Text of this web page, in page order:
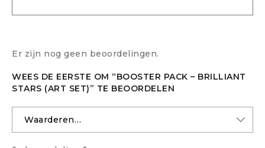
Er zijn nog geen beoordelingen.
WEES DE EERSTE OM “BOOSTER PACK – BRILLIANT
STARS (ART SET)” TE BEOORDELEN